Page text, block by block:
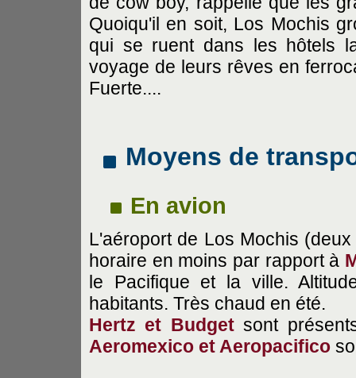
Quoiqu'il en soit, Los Mochis
qui se ruent dans les hôtels
voyage de leurs rêves en
Fuerte....
Moyens de
En avion
L'aéroport de Los Mochis
horaire en moins par rapport à
le Pacifique et la ville.
habitants. Très chaud en été.
Hertz et Budgetsont
Aeromexico et Aeropacifico